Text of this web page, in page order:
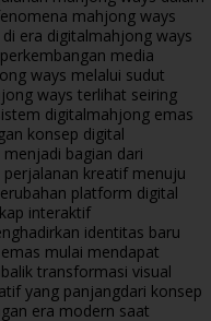
mahjong ways
era digitalmahjong ways
media
ways melalui sudut
ways terlihat seiring
digitalmahjong emas
konsep digital
bagian dari
kreatif menuju
platform digital
interaktif
identitas baru
mulai mendapat
transformasi visual
yang panjangdari konsep
era modern saat